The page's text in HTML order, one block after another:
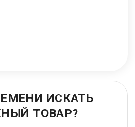
ИСКАТЬ
ТОВАР?